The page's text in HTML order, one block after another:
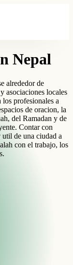
Nepal
alrededor de
asociaciones locales
los profesionales a
de oracion, la
del Ramadan y de
Contar con
de una ciudad a
con el trabajo, los